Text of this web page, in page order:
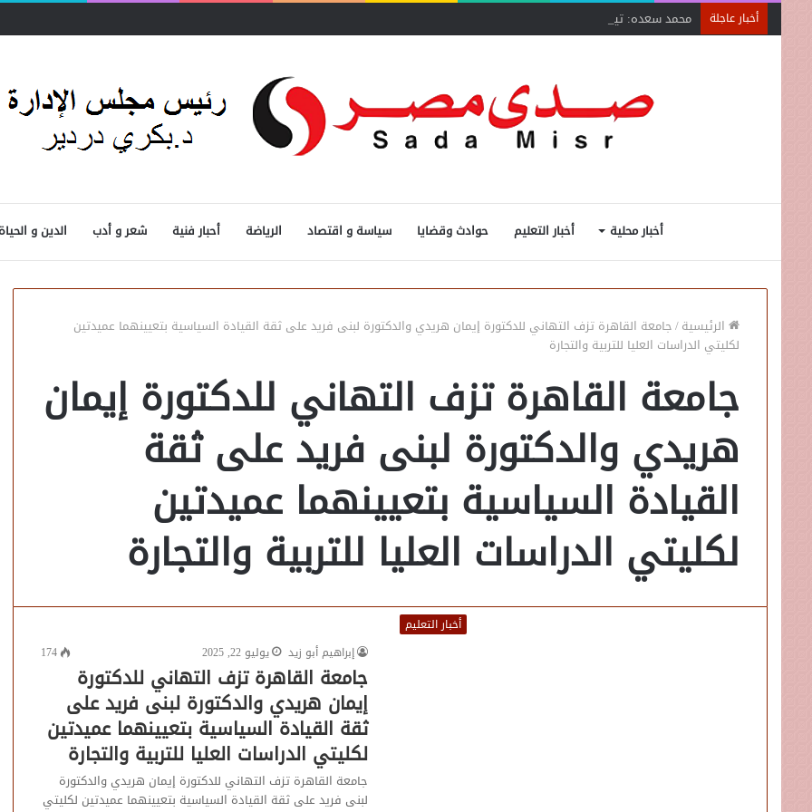
أخبار عاجلة محمد سعده: تيسيرات وزير الصناعة تنقذ المشروعات المتعثرة
أخبار محلية أخبار التعليم حوادث وقضايا سياسة و اقتصاد الرياضة أحبار فنية شعر و أدب الدين و الحياة
الرئيسية/جامعة القاهرة تزف التهاني للدكتورة إيمان هريدي والدكتورة لبنى فريد على ثقة القيادة السياسية بتعيينهما عميدتين
لكليتي الدراسات العليا للتربية والتجارة
جامعة القاهرة تزف التهاني للدكتورة إيمان
هريدي والدكتورة لبنى فريد على ثقة
القيادة السياسية بتعيينهما عميدتين
لكليتي الدراسات العليا للتربية والتجارة
أخبار التعليم
إبراهيم أبو زيد
يوليو 22, 2025 174
جامعة القاهرة تزف التهاني للدكتورة
إيمان هريدي والدكتورة لبنى فريد على
ثقة القيادة السياسية بتعيينهما عميدتين
لكليتي الدراسات العليا للتربية والتجارة
جامعة القاهرة تزف التهاني للدكتورة إيمان هريدي والدكتورة
لبنى فريد على ثقة القيادة السياسية بتعيينهما عميدتين لكليتي